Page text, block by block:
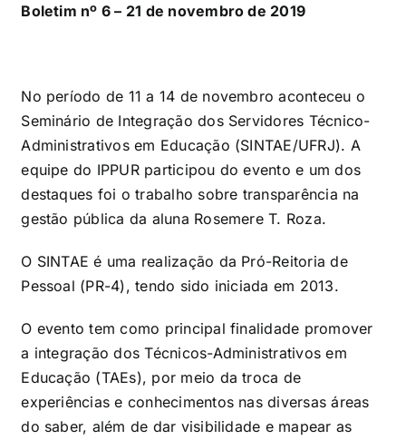
Boletim nº 6 – 21 de novembro de 2019
No período de 11 a 14 de novembro aconteceu o
Seminário de Integração dos Servidores Técnico-
Administrativos em Educação (SINTAE/UFRJ). A
equipe do IPPUR participou do evento e um dos
destaques foi o trabalho sobre transparência na
gestão pública da aluna Rosemere T. Roza.
O SINTAE é uma realização da Pró-Reitoria de
Pessoal (PR-4), tendo sido iniciada em 2013.
O evento tem como principal finalidade promover
a integração dos Técnicos-Administrativos em
Educação (TAEs), por meio da troca de
experiências e conhecimentos nas diversas áreas
do saber, além de dar visibilidade e mapear as